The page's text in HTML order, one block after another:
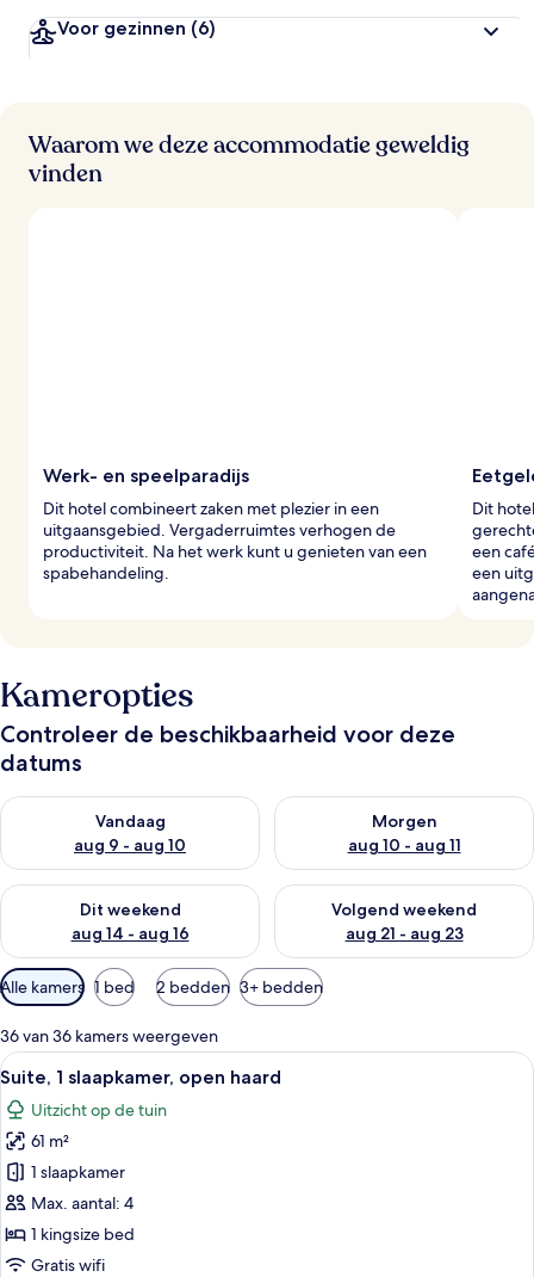
l
Voor gezinnen (6)
Waarom we deze accommodatie geweldig
vinden
Werk- en speelparadijs
Dit hotel combineert zaken met plezier in een
uitgaansgebied. Vergaderruimtes verhogen de
productiviteit. Na het werk kunt u genieten van een
spabehandeling.
Dit
een
een
Kameropties
Controleer de beschikbaarheid voor deze
datums
Vandaag
aug 9 - aug 10
De beschikbaarheid controleren voor vanavond aug 9 - aug
Morgen
aug 10 - aug 11
De beschikbaarheid
Dit weekend
aug 14 - aug 16
De beschikbaarheid controleren voor dit weekend aug 14 -
Volgend weekend
aug 21 - aug 23
De beschikbaarheid
Beschikbare
filters
voor
kamers
Alle kamers 1 bed 2 bedden 3+ bedden
36 van 36 kamers weergeven
Alle
foto's
voor
Suite,
slaapkamer,
open
haard
Een woonkamer met een bank,
6
Suite, 1 slaapkamer, open haard
Uitzicht op de tuin
61 m²
1 slaapkamer
Max. aantal: 4
1 kingsize bed
Gratis wifi